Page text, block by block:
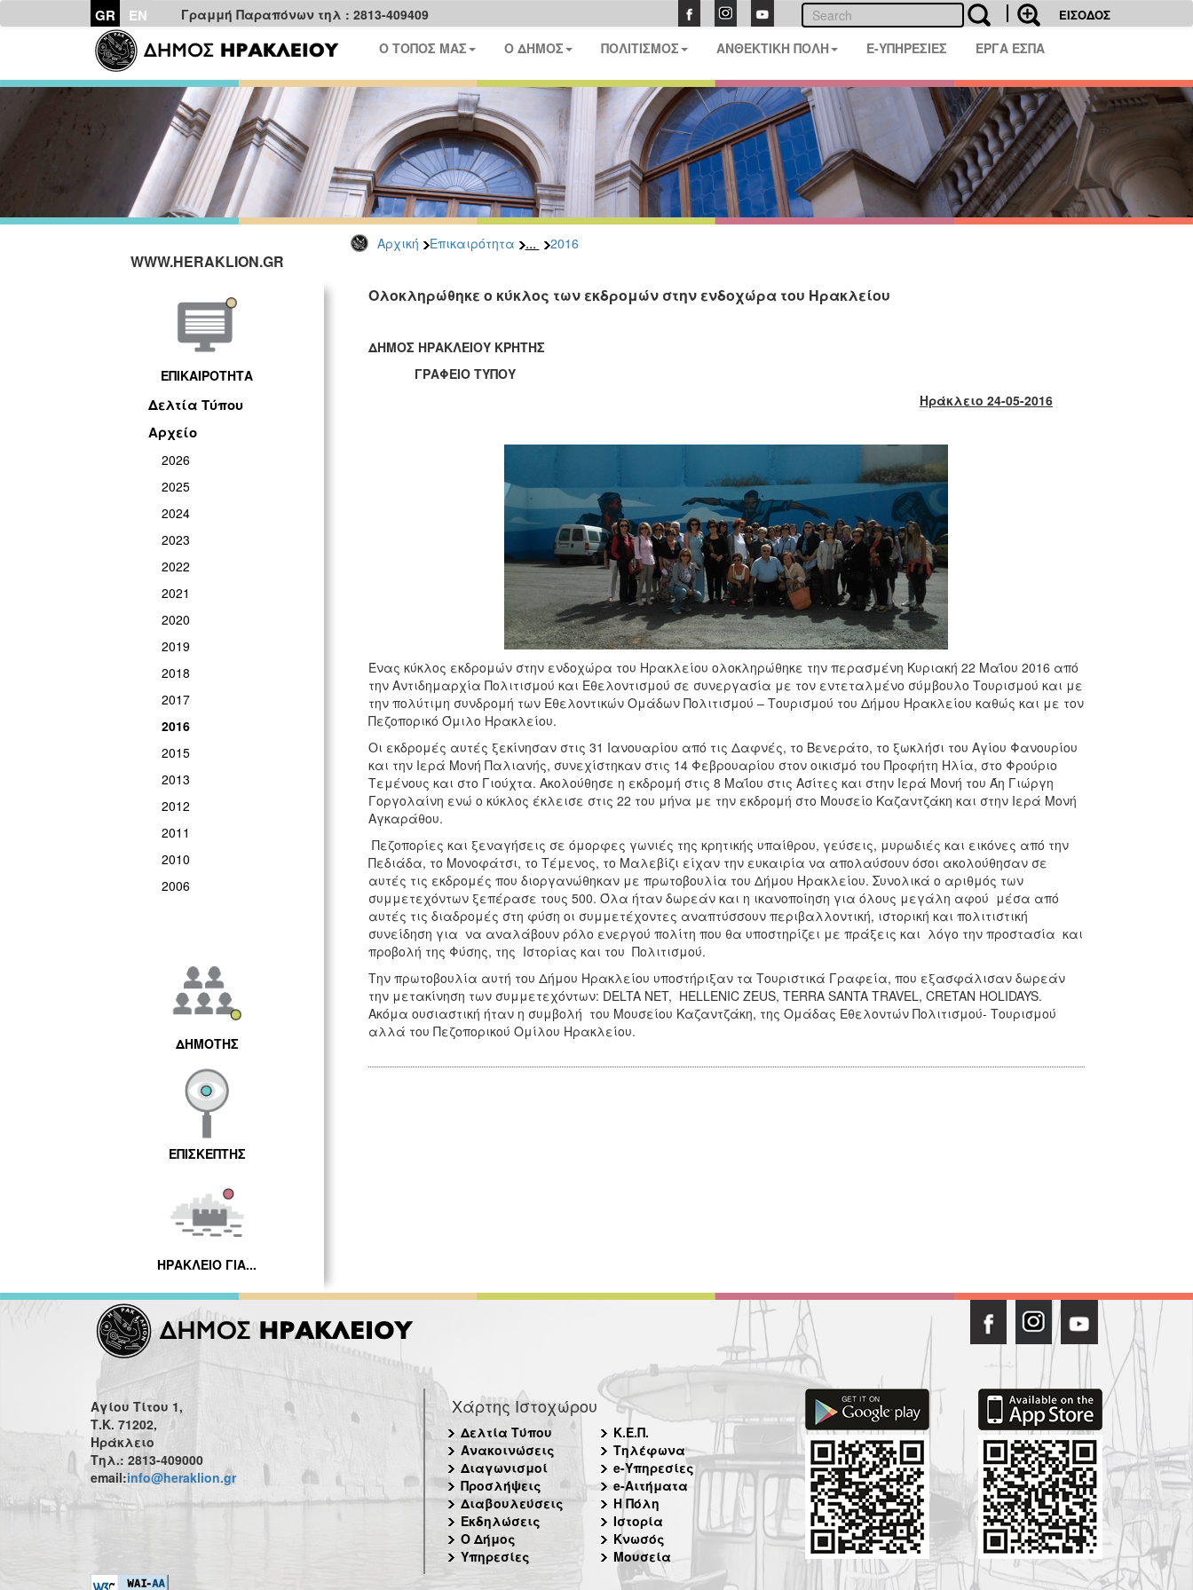
GR EN Γραμμή Παραπόνων τηλ : 2813-409409 ΕΙΣΟΔΟΣ
Ο ΤΟΠΟΣ ΜΑΣ Ο ΔΗΜΟΣ ΠΟΛΙΤΙΣΜΟΣ ΑΝΘΕΚΤΙΚΗ ΠΟΛΗ E-ΥΠΗΡΕΣΙΕΣ ΕΡΓΑ ΕΣΠΑ
Αρχική Επικαιρότητα ... 2016
WWW.HERAKLION.GR
ΕΠΙΚΑΙΡΟΤΗΤΑ
Δελτία Τύπου
Αρχείο
2026
2025
2024
2023
2022
2021
2020
2019
2018
2017
2016
2015
2013
2012
2011
2010
2006
ΔΗΜΟΤΗΣ
ΕΠΙΣΚΕΠΤΗΣ
ΗΡΑΚΛΕΙΟ ΓΙΑ...
Ολοκληρώθηκε ο κύκλος των εκδρομών στην ενδοχώρα του Ηρακλείου
ΔΗΜΟΣ ΗΡΑΚΛΕΙΟΥ ΚΡΗΤΗΣ
ΓΡΑΦΕΙΟ ΤΥΠΟΥ
Ηράκλειο 24-05-2016
Ένας κύκλος εκδρομών στην ενδοχώρα του Ηρακλείου ολοκληρώθηκε την περασμένη Κυριακή 22 Μαΐου 2016 από
την Αντιδημαρχία Πολιτισμού και Εθελοντισμού σε συνεργασία με τον εντεταλμένο σύμβουλο Τουρισμού και με
την πολύτιμη συνδρομή των Εθελοντικών Ομάδων Πολιτισμού – Τουρισμού του Δήμου Ηρακλείου καθώς και με τον
Πεζοπορικό Όμιλο Ηρακλείου.
Οι εκδρομές αυτές ξεκίνησαν στις 31 Ιανουαρίου από τις Δαφνές, το Βενεράτο, το ξωκλήσι του Αγίου Φανουρίου
και την Ιερά Μονή Παλιανής, συνεχίστηκαν στις 14 Φεβρουαρίου στον οικισμό του Προφήτη Ηλία, στο Φρούριο
Τεμένους και στο Γιούχτα. Ακολούθησε η εκδρομή στις 8 Μαΐου στις Ασίτες και στην Ιερά Μονή του Άη Γιώργη
Γοργολαίνη ενώ ο κύκλος έκλεισε στις 22 του μήνα με την εκδρομή στο Μουσείο Καζαντζάκη και στην Ιερά Μονή
Αγκαράθου.
Πεζοπορίες και ξεναγήσεις σε όμορφες γωνιές της κρητικής υπαίθρου, γεύσεις, μυρωδιές και εικόνες από την
Πεδιάδα, το Μονοφάτσι, το Τέμενος, το Μαλεβίζι είχαν την ευκαιρία να απολαύσουν όσοι ακολούθησαν σε
αυτές τις εκδρομές που διοργανώθηκαν με πρωτοβουλία του Δήμου Ηρακλείου. Συνολικά ο αριθμός των
συμμετεχόντων ξεπέρασε τους 500. Όλα ήταν δωρεάν και η ικανοποίηση για όλους μεγάλη αφού μέσα από
αυτές τις διαδρομές στη φύση οι συμμετέχοντες αναπτύσσουν περιβαλλοντική, ιστορική και πολιτιστική
συνείδηση για να αναλάβουν ρόλο ενεργού πολίτη που θα υποστηρίζει με πράξεις και λόγο την προστασία και
προβολή της Φύσης, της Ιστορίας και του Πολιτισμού.
Την πρωτοβουλία αυτή του Δήμου Ηρακλείου υποστήριξαν τα Τουριστικά Γραφεία, που εξασφάλισαν δωρεάν
την μετακίνηση των συμμετεχόντων: DELTA NET, HELLENIC ZEUS, TERRA SANTA TRAVEL, CRETAN HOLIDAYS.
Ακόμα ουσιαστική ήταν η συμβολή του Μουσείου Καζαντζάκη, της Ομάδας Εθελοντών Πολιτισμού- Τουρισμού
αλλά του Πεζοπορικού Ομίλου Ηρακλείου.
Αγίου Τίτου 1,
Τ.Κ. 71202,
Ηράκλειο
Τηλ.: 2813-409000
email:info@heraklion.gr
Χάρτης Ιστοχώρου
Δελτία Τύπου
Ανακοινώσεις
Διαγωνισμοί
Προσλήψεις
Διαβουλεύσεις
Εκδηλώσεις
Ο Δήμος
Υπηρεσίες
Κ.Ε.Π.
Τηλέφωνα
e-Υπηρεσίες
e-Αιτήματα
Η Πόλη
Ιστορία
Κνωσός
Μουσεία